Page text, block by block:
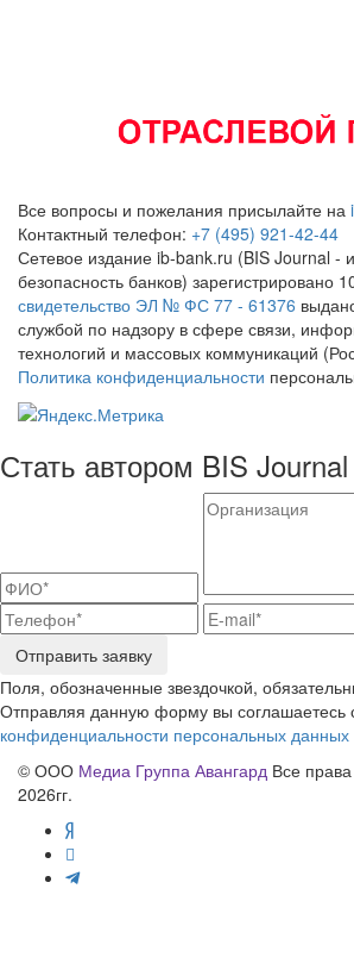
Все вопросы и пожелания присылайте на
Контактный телефон: +7 (495) 921-42-44
Сетевое издание ib-bank.ru (BIS Journal -
безопасность банков) зарегистрировано
свидетельство ЭЛ № ФС 77 - 61376
службой по надзору в сфере связи,
технологий и массовых коммуникаций
Политика конфиденциальности
Стать автором BIS Journal
Отправить заявку
Поля, обозначенные звездочкой,
Отправляя данную форму вы соглашаетесь
конфиденциальности персональных данных
© ООО Медиа Группа Авангард Все
2026гг.